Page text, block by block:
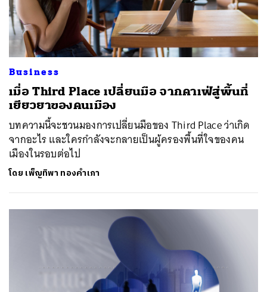
Business
เมื่อ Third Place เปลี่ยนมือ จากคาเฟ่สู่พื้นที่
เยียวยาของคนเมือง
บทความนี้จะชวนมองการเปลี่ยนมือของ Third Place ว่าเกิด
จากอะไร และใครกำลังจะกลายเป็นผู้ครองพื้นที่ใจของคน
เมืองในรอบต่อไป
โดย เพ็ญทิพา ทองคำเภา
ค้นหา